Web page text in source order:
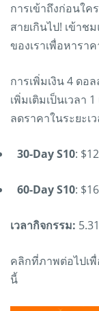
การเข้าถึงก่อนใค
สายเกินไป! เข้าช
ของเราเพื่อหารา
การเพิ่มเงิน 4 ดอ
เพิ่มเติมเป็นเวลา
ลดราคาในระยะเ
30-Day S10:
60-Day S10:
เวลากิจกรรม:
คลิกที่ภาพต่อไปเ
นี้